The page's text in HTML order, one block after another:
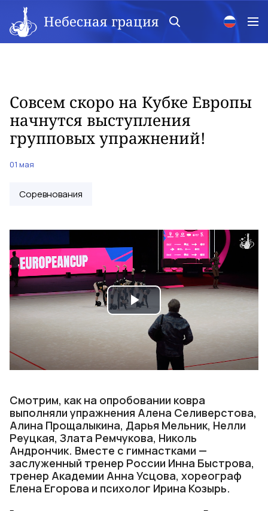
Небесная грация
Совсем скоро на Кубке Европы
начнутся выступления
групповых упражнений!
01 мая
Соревнования
Play
Video
Смотрим, как на опробовании ковра
выполняли упражнения Алена Селиверстова,
Алина Прощалыкина, Дарья Мельник, Нелли
Реуцкая, Злата Ремчукова, Николь
Андрончик. Вместе с гимнастками —
заслуженный тренер России Инна Быстрова,
тренер Академии Анна Усцова, хореограф
Елена Егорова и психолог Ирина Козырь.